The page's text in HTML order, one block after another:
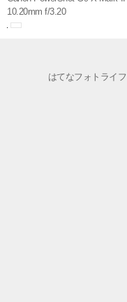
10.20mm f/3.20
はてなフォトライフ